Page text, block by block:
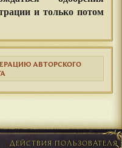
и только потом
АВТОРСКОГО
ДЕЙСТВИЯ ПОЛЬЗОВАТЕЛЯ